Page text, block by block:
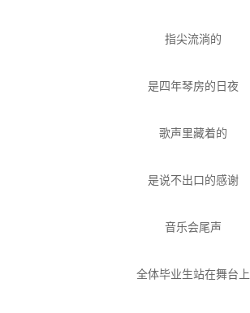
指尖流淌的
是四年琴房的日夜
歌声里藏着的
是说不出口的感谢
音乐会尾声
全体毕业生站在舞台上